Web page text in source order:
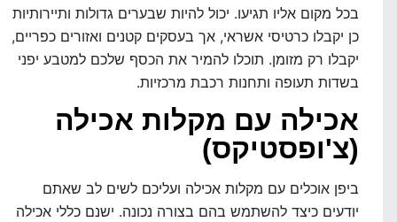
בכל מקום אליו תגיעו. יכול להיות שבערים גדולות ותיירותיות
כן יקבלו כרטיסי אשראי, אך בעסקים קטנים ואזורים כפריים,
יקבלו רק מזומן. תוכלו להמיר את הכסף שלכם למטבע יפני
בשדות תעופה ותחנות רכבת מרכזיות.
אכילה עם מקלות אכילה
(צ'ופסטיקס)
ביפן אוכלים עם מקלות אכילה ועליכם לשים לב שאתם
יודעים כיצד להשתמש בהם בצורה נכונה. ישנם כללי אכילה